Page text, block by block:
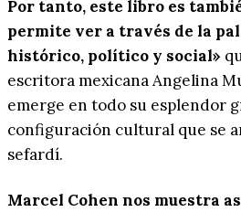
Por tanto, este libro es
permite ver a través de la
histórico, político y social»
escritora mexicana Angelina
emerge en todo su esplendor
configuración cultural que se
sefardí.
Marcel Cohen nos muestra